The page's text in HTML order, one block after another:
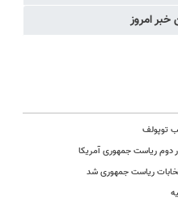
خبر امروز
توپولف
دوم ریاست جمهوری آمریکا
ریاست جمهوری شد